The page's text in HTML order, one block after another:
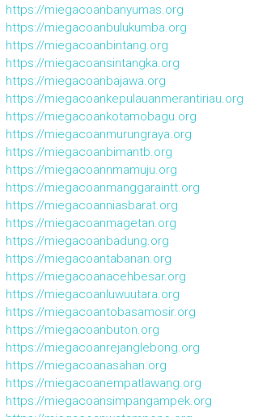
https://miegacoanbanyumas.org
https://miegacoanbulukumba.org
https://miegacoanbintang.org
https://miegacoansintangka.org
https://miegacoanbajawa.org
https://miegacoankepulauanmerantiriau.org
https://miegacoankotamobagu.org
https://miegacoanmurungraya.org
https://miegacoanbimantb.org
https://miegacoannmamuju.org
https://miegacoanmanggaraintt.org
https://miegacoanniasbarat.org
https://miegacoanmagetan.org
https://miegacoanbadung.org
https://miegacoantabanan.org
https://miegacoanacehbesar.org
https://miegacoanluwuutara.org
https://miegacoantobasamosir.org
https://miegacoanbuton.org
https://miegacoanrejanglebong.org
https://miegacoanasahan.org
https://miegacoanempatlawang.org
https://miegacoansimpangampek.org